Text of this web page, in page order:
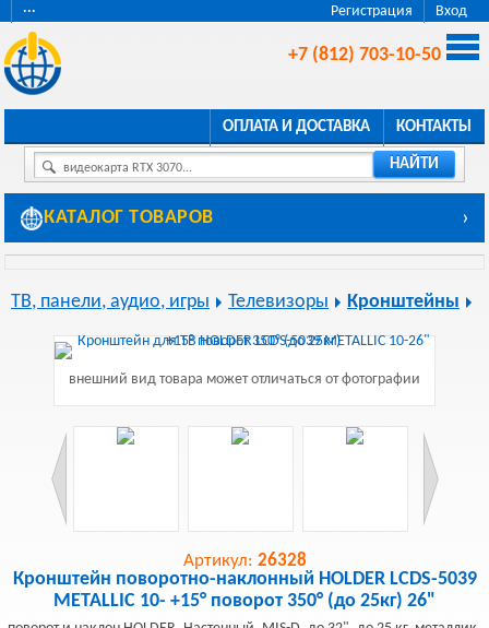
Регистрация Вход
···
+7 (812) 703-10-50
ОПЛАТА И ДОСТАВКА КОНТАКТЫ
видеокарта RTX 3070... НАЙТИ
КАТАЛОГ ТОВАРОВ ›
ТВ, панели, аудио, игры Телевизоры Кронштейны
внешний вид товара может отличаться от фотографии
Артикул: 26328
Кронштейн поворотно-наклонный HOLDER LCDS-5039
METALLIC 10- +15° поворот 350° (до 25кг) 26"